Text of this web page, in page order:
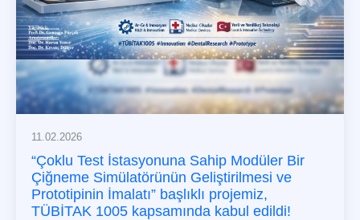
11.02.2026
“Çoklu Test İstasyonuna Sahip Modüler Bir
Çiğneme Simülatörünün Geliştirilmesi ve
Prototipinin İmalatı” başlıklı projemiz,
TÜBİTAK 1005 kapsamında kabul edildi!